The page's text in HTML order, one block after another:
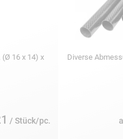
(Ø 16 x 14) x
/ Stück/pc.
Diverse